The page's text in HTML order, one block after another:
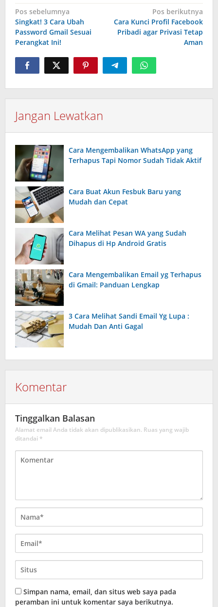
Navigasi
pos
Pos sebelumnya
Singkat! 3 Cara Ubah
Password Gmail Sesuai
Perangkat Ini!
Pos berikutnya
Cara Kunci Profil Facebook
Pribadi agar Privasi Tetap
Aman
Jangan Lewatkan
Cara Mengembalikan WhatsApp yang
Terhapus Tapi Nomor Sudah Tidak Aktif
Cara Buat Akun Fesbuk Baru yang
Mudah dan Cepat
Cara Melihat Pesan WA yang Sudah
Dihapus di Hp Android Gratis
Cara Mengembalikan Email yg Terhapus
di Gmail: Panduan Lengkap
3 Cara Melihat Sandi Email Yg Lupa :
Mudah Dan Anti Gagal
Komentar
Tinggalkan Balasan
Alamat email Anda tidak akan dipublikasikan. Ruas yang wajib
ditandai *
Simpan nama, email, dan situs web saya pada
peramban ini untuk komentar saya berikutnya.